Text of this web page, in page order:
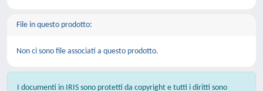
File in questo prodotto:
Non ci sono file associati a questo prodotto.
I documenti in IRIS sono protetti da copyright e tutti i diritti sono